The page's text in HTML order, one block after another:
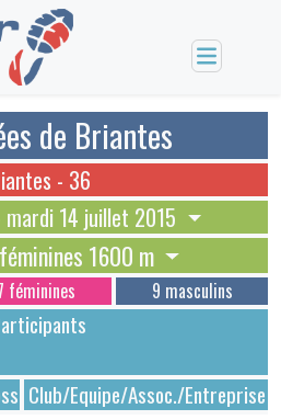
de Briantes
14 juillet 2015
- 36
1600 m
féminines 9 masculins
Club/Equipe/Assoc./Entreprise